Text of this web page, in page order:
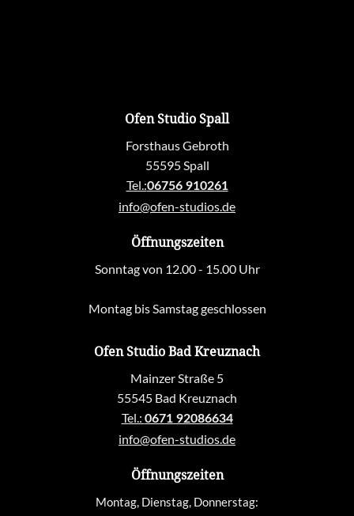
Ofen Studio Spall
Forsthaus Gebroth
55595 Spall
Tel.:06756 910261
info@ofen-studios.de
Öffnungszeiten
Sonntag von 12.00 - 15.00 Uhr
Montag bis Samstag geschlossen
Ofen Studio Bad Kreuznach
Mainzer Straße 5
55545 Bad Kreuznach
Tel.: 0671 92086634
info@ofen-studios.de
Öffnungszeiten
Montag, Dienstag, Donnerstag: